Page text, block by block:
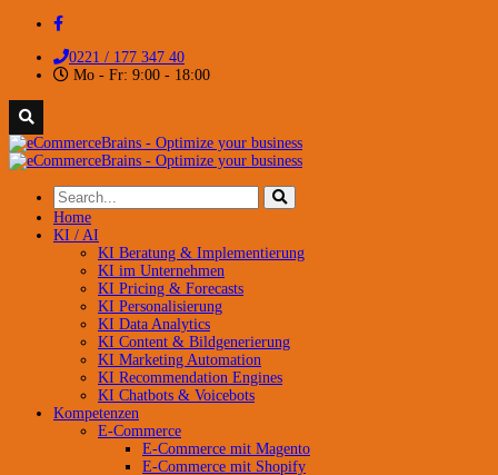
0221 / 177 347 40
Mo - Fr: 9:00 - 18:00
Home
KI / AI
KI Beratung & Implementierung
KI im Unternehmen
KI Pricing & Forecasts
KI Personalisierung
KI Data Analytics
KI Content & Bildgenerierung
KI Marketing Automation
KI Recommendation Engines
KI Chatbots & Voicebots
Kompetenzen
E-Commerce
E-Commerce mit Magento
E-Commerce mit Shopify